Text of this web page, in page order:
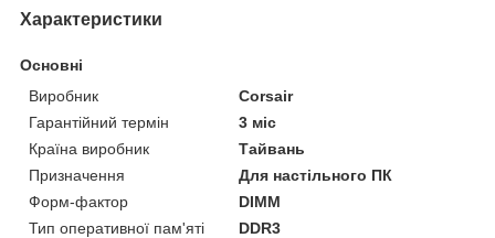
Характеристики
Основні
Виробник
Corsair
Гарантійний термін
3 міс
Країна виробник
Тайвань
Призначення
Для настільного ПК
Форм-фактор
DIMM
Тип оперативної пам'яті
DDR3